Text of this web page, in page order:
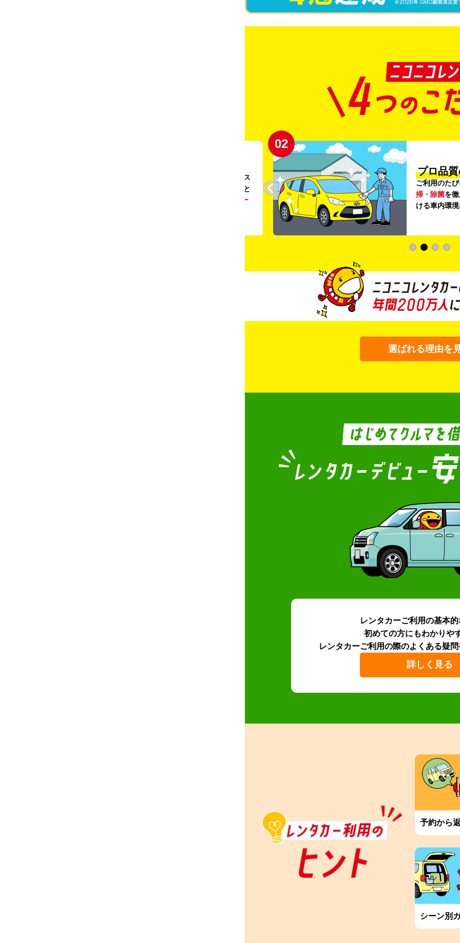
。ガソリンス
タンドや整備工場の既存インフラを活用すること
リー
02
プロ品
ご利用のた
掃・除菌を
ける車内環
選ばれる理由を
レンタカーご利用の基本
初めての方にもわかりや
レンタカーご利用の際のよくある疑問
詳しく見る
予約から
シーン別